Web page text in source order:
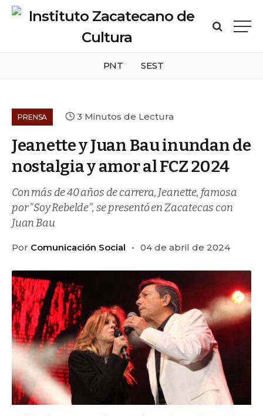
PNT SEST
PRENSA 3 Minutos de Lectura
Jeanette y Juan Bau inundan de
nostalgia y amor al FCZ 2024
Con más de 40 años de carrera, Jeanette, famosa
por "Soy Rebelde", se presentó en Zacatecas con
Juan Bau
Por Comunicación Social 04 de abril de 2024